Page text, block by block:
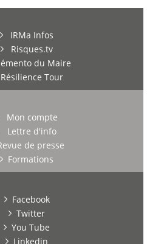
IRMa Infos
Risques.tv
du Maire
Résilience Tour
Mon compte
Lettre d'info
de presse
Formations
Facebook
Twitter
You Tube
Linkedin